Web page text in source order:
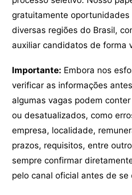
gratuitamente oportunidades
diversas regiões do Brasil,
auxiliar candidatos de forma
Importante: Embora nos
verificar as informações
algumas vagas podem
ou desatualizados, como
empresa, localidade,
prazos, requisitos, entre
sempre confirmar
pelo canal oficial antes de se